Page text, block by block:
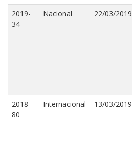
2019-
34
Nacional 22/03/2019
2018-
80
Internacional 13/03/2019